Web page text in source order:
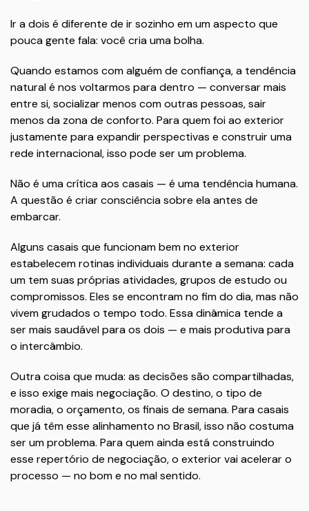
Ir a dois é diferente de ir sozinho em um aspecto que
pouca gente fala: você cria uma bolha.
Quando estamos com alguém de confiança, a tendência
natural é nos voltarmos para dentro — conversar mais
entre si, socializar menos com outras pessoas, sair
menos da zona de conforto. Para quem foi ao exterior
justamente para expandir perspectivas e construir uma
rede internacional, isso pode ser um problema.
Não é uma crítica aos casais — é uma tendência humana.
A questão é criar consciência sobre ela antes de
embarcar.
Alguns casais que funcionam bem no exterior
estabelecem rotinas individuais durante a semana: cada
um tem suas próprias atividades, grupos de estudo ou
compromissos. Eles se encontram no fim do dia, mas não
vivem grudados o tempo todo. Essa dinâmica tende a
ser mais saudável para os dois — e mais produtiva para
o intercâmbio.
Outra coisa que muda: as decisões são compartilhadas,
e isso exige mais negociação. O destino, o tipo de
moradia, o orçamento, os finais de semana. Para casais
que já têm esse alinhamento no Brasil, isso não costuma
ser um problema. Para quem ainda está construindo
esse repertório de negociação, o exterior vai acelerar o
processo — no bom e no mal sentido.